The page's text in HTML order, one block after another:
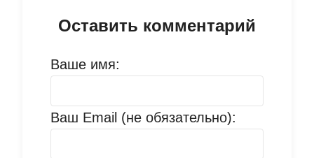
Оставить комментарий
Ваше имя:
Ваш Email (не обязательно):